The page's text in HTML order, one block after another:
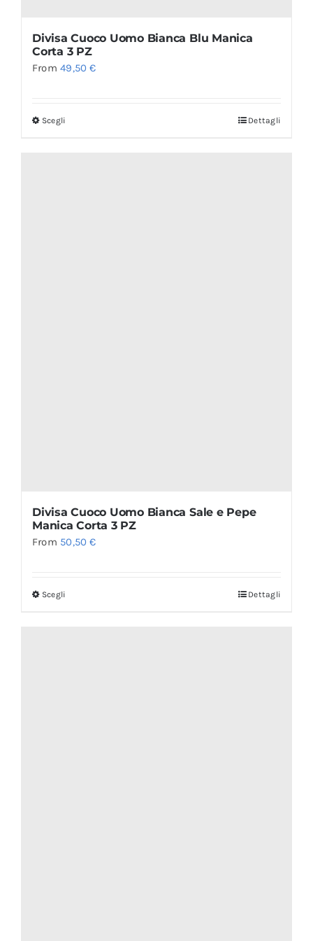
Divisa Cuoco Uomo Bianca Blu Manica
Corta 3 PZ
From49,50€
Scegli Dettagli
Divisa Cuoco Uomo Bianca Sale e Pepe
Manica Corta 3 PZ
From 50,50€
Scegli Dettagli